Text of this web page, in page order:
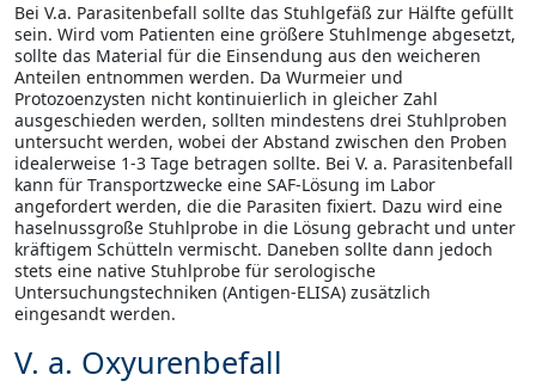
Bei V.a. Parasitenbefall sollte das Stuhlgefäß zur Hälfte gefüllt
sein. Wird vom Patienten eine größere Stuhlmenge abgesetzt,
sollte das Material für die Einsendung aus den weicheren
Anteilen entnommen werden. Da Wurmeier und
Protozoenzysten nicht kontinuierlich in gleicher Zahl
ausgeschieden werden, sollten mindestens drei Stuhlproben
untersucht werden, wobei der Abstand zwischen den Proben
idealerweise 1-3 Tage betragen sollte. Bei V. a. Parasitenbefall
kann für Transportzwecke eine SAF-Lösung im Labor
angefordert werden, die die Parasiten fixiert. Dazu wird eine
haselnussgroße Stuhlprobe in die Lösung gebracht und unter
kräftigem Schütteln vermischt. Daneben sollte dann jedoch
stets eine native Stuhlprobe für serologische
Untersuchungstechniken (Antigen-ELISA) zusätzlich
eingesandt werden.
V. a. Oxyurenbefall